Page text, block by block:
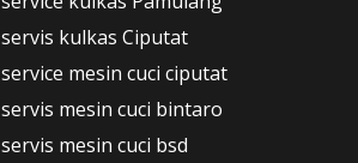
servis kulkas Ciputat
service mesin cuci ciputat
servis mesin cuci bintaro
servis mesin cuci bsd